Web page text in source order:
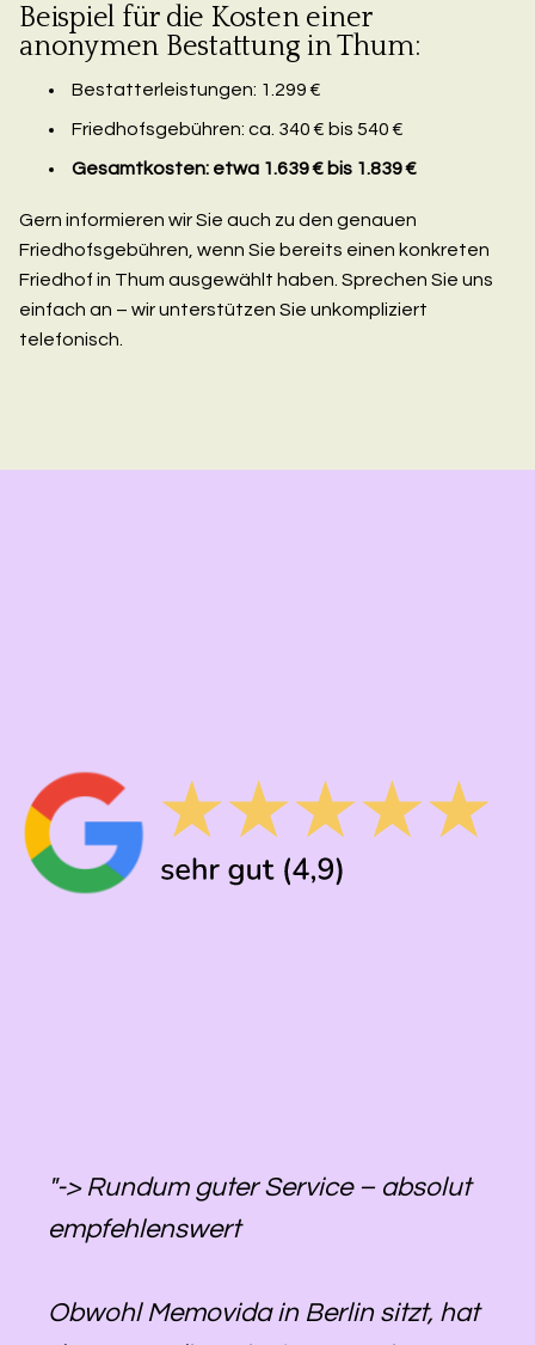
Beispiel für die Kosten einer
anonymen Bestattung in Thum:
Bestatterleistungen: 1.299 €
Friedhofsgebühren: ca. 340 € bis 540 €
Gesamtkosten: etwa 1.639 € bis 1.839 €
Gern informieren wir Sie auch zu den genauen
Friedhofsgebühren, wenn Sie bereits einen konkreten
Friedhof in Thum ausgewählt haben. Sprechen Sie uns
einfach an – wir unterstützen Sie unkompliziert
telefonisch.
"-> Rundum guter Service – absolut
empfehlenswert
Obwohl Memovida in Berlin sitzt, hat